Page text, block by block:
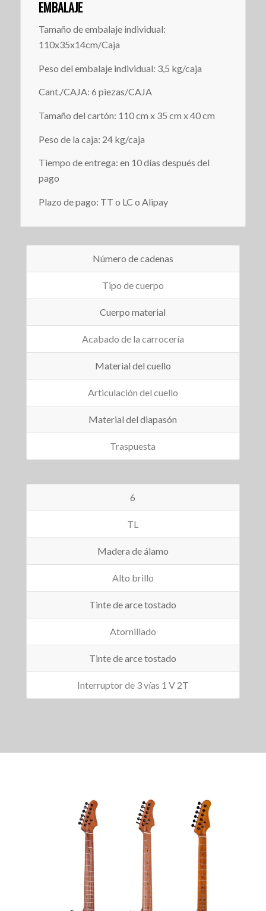
EMBALAJE
Tamaño de embalaje individual:
110x35x14cm/Caja
Peso del embalaje individual: 3,5 kg/caja
Cant./CAJA: 6 piezas/CAJA
Tamaño del cartón: 110 cm x 35 cm x 40 cm
Peso de la caja: 24 kg/caja
Tiempo de entrega: en 10 días después del
pago
Plazo de pago: TT o LC o Alipay
Número de cadenas
Tipo de cuerpo
Cuerpo material
Acabado de la carrocería
Material del cuello
Articulación del cuello
Material del diapasón
Traspuesta
6
TL
Madera de álamo
Alto brillo
Tinte de arce tostado
Atornillado
Tinte de arce tostado
Interruptor de 3 vías 1 V 2T